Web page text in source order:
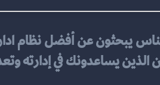
الذين يساعدونك في إدارته